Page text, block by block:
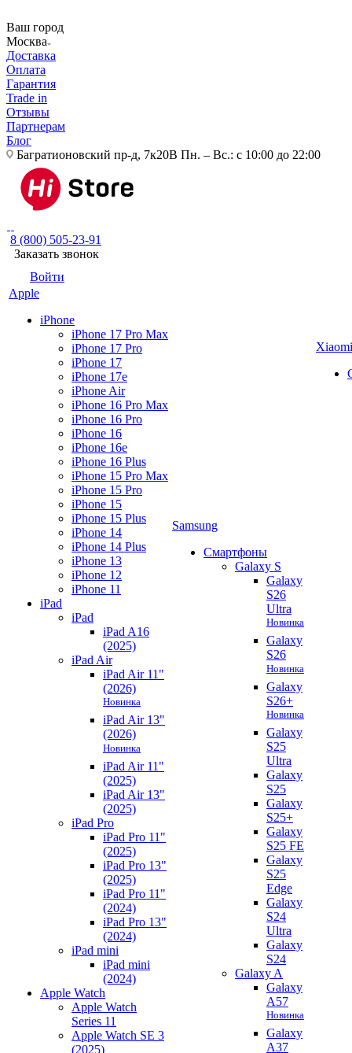
Ваш город
Москва
Доставка
Оплата
Гарантия
Trade in
Отзывы
Партнерам
Блог
Багратионовский пр-д, 7к20В Пн. – Вс.: с 10:00 до 22:00
8 (800) 505-23-91
Заказать звонок
Войти
Apple
iPhone
iPhone 17 Pro Max
iPhone 17 Pro
iPhone 17
iPhone 17e
iPhone Air
iPhone 16 Pro Max
iPhone 16 Pro
iPhone 16
iPhone 16e
iPhone 16 Plus
iPhone 15 Pro Max
iPhone 15 Pro
iPhone 15
iPhone 15 Plus
iPhone 14
iPhone 14 Plus
iPhone 13
iPhone 12
iPhone 11
iPad
iPad
iPad A16
(2025)
iPad Air
iPad Air 11"
(2026)
Новинка
iPad Air 13"
(2026)
Новинка
iPad Air 11"
(2025)
iPad Air 13"
(2025)
iPad Pro
iPad Pro 11"
(2025)
iPad Pro 13"
(2025)
iPad Pro 11"
(2024)
iPad Pro 13"
(2024)
iPad mini
iPad mini
(2024)
Apple Watch
Apple Watch
Series 11
Apple Watch SE 3
(2025)
Samsung
Смартфоны
Galaxy S
Galaxy
S26
Ultra
Новинка
Galaxy
S26
Новинка
Galaxy
S26+
Новинка
Galaxy
S25
Ultra
Galaxy
S25
Galaxy
S25+
Galaxy
S25 FE
Galaxy
S25
Edge
Galaxy
S24
Ultra
Galaxy
S24
Galaxy A
Galaxy
A57
Новинка
Galaxy
A37
Xiaomi